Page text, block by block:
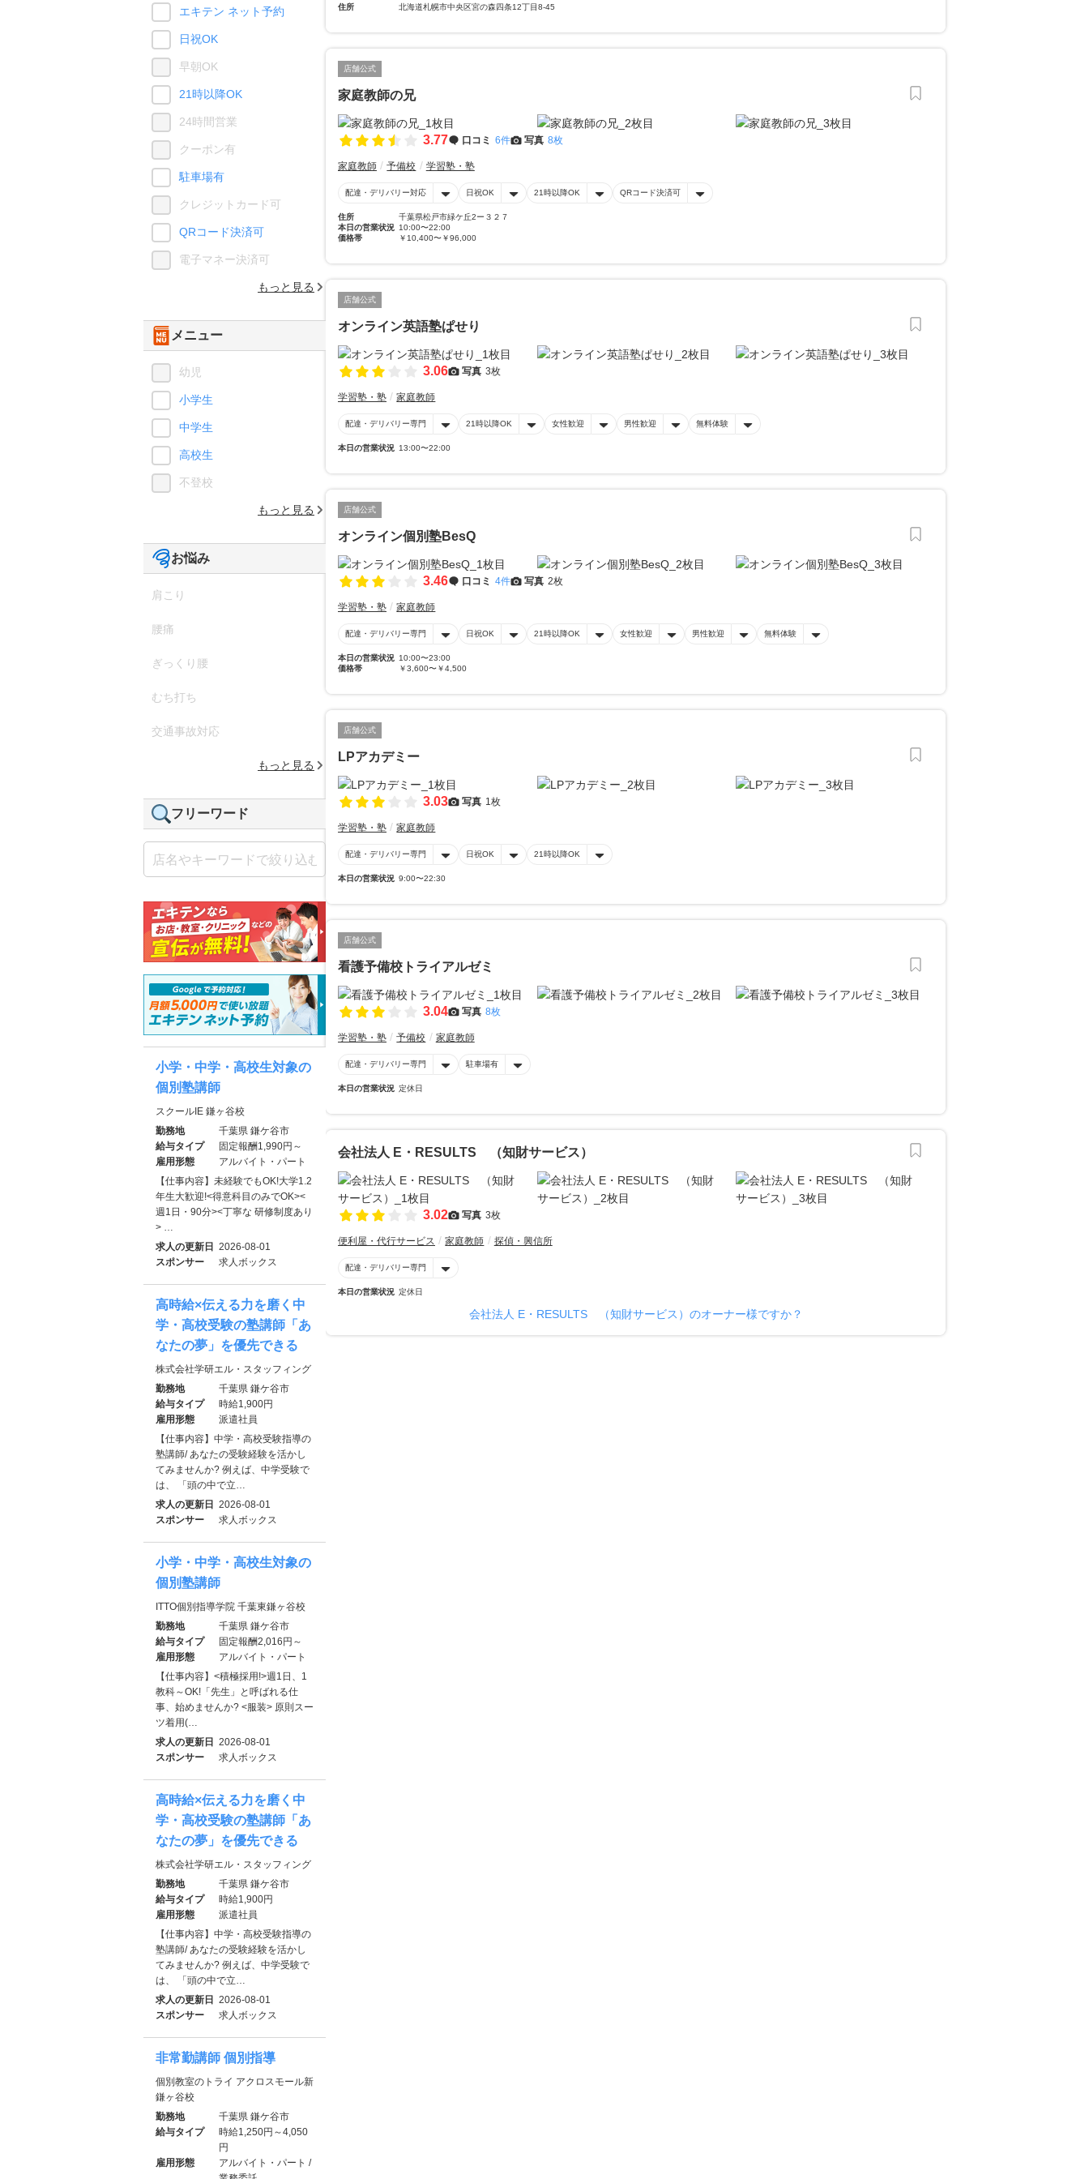
住所 北海道札幌市中央区宮の森四条12丁目8-45
店舗公式
家庭教師の兄
3.77 口コミ 6件 写真 8枚
家庭教師 予備校 学習塾・塾
配達・デリバリー対応 日祝OK 21時以降OK QRコード決済可
住所
千葉県松戸市緑ケ丘2ー３２７
本日の営業状況 10:00〜22:00
価格帯
￥10,400〜￥96,000
店舗公式
オンライン英語塾ぱせり
3.06 写真 3枚
学習塾・塾 家庭教師
配達・デリバリー専門 21時以降OK 女性歓迎 男性歓迎 無料体験
本日の営業状況 13:00〜22:00
店舗公式
オンライン個別塾BesQ
3.46 口コミ 4件 写真 2枚
学習塾・塾 家庭教師
配達・デリバリー専門 日祝OK 21時以降OK 女性歓迎 男性歓迎 無料体験
本日の営業状況 10:00〜23:00
価格帯
￥3,600〜￥4,500
店舗公式
LPアカデミー
3.03 写真 1枚
学習塾・塾 家庭教師
配達・デリバリー専門 日祝OK 21時以降OK
本日の営業状況 9:00〜22:30
店舗公式
看護予備校トライアルゼミ
3.04 写真 8枚
学習塾・塾 予備校 家庭教師
配達・デリバリー専門 駐車場有
本日の営業状況 定休日
会社法人 E・RESULTS （知財サービス）
3.02 写真 3枚
便利屋・代行サービス 家庭教師 探偵・興信所
配達・デリバリー専門
本日の営業状況 定休日
会社法人 E・RESULTS （知財サービス）のオーナー様ですか？
エキテン ネット予約
日祝OK
早朝OK
21時以降OK
24時間営業
クーポン有
駐車場有
クレジットカード可
QRコード決済可
電子マネー決済可
もっと見る
メニュー
幼児
小学生
中学生
高校生
不登校
もっと見る
お悩み
肩こり
腰痛
ぎっくり腰
むち打ち
交通事故対応
もっと見る
フリーワード
小学・中学・高校生対象の
個別塾講師
スクールIE 鎌ヶ谷校
勤務地
千葉県 鎌ケ谷市
給与タイプ
固定報酬1,990円～
雇用形態
アルバイト・パート
【仕事内容】未経験でもOK!大学1.2
年生大歓迎!<得意科目のみでOK><
週1日・90分><丁寧な 研修制度あり
> …
求人の更新日
2026-08-01
スポンサー
求人ボックス
高時給×伝える力を磨く中
学・高校受験の塾講師「あ
なたの夢」を優先できる
株式会社学研エル・スタッフィング
勤務地
千葉県 鎌ケ谷市
給与タイプ
時給1,900円
雇用形態
派遣社員
【仕事内容】中学・高校受験指導の
塾講師/ あなたの受験経験を活かし
てみませんか? 例えば、中学受験で
は、 「頭の中で立…
求人の更新日
2026-08-01
スポンサー
求人ボックス
小学・中学・高校生対象の
個別塾講師
ITTO個別指導学院 千葉東鎌ヶ谷校
勤務地
千葉県 鎌ケ谷市
給与タイプ
固定報酬2,016円～
雇用形態
アルバイト・パート
【仕事内容】<積極採用!>週1日、1
教科～OK!「先生」と呼ばれる仕
事、始めませんか? <服装> 原則スー
ツ着用(…
求人の更新日
2026-08-01
スポンサー
求人ボックス
高時給×伝える力を磨く中
学・高校受験の塾講師「あ
なたの夢」を優先できる
株式会社学研エル・スタッフィング
勤務地
千葉県 鎌ケ谷市
給与タイプ
時給1,900円
雇用形態
派遣社員
【仕事内容】中学・高校受験指導の
塾講師/ あなたの受験経験を活かし
てみませんか? 例えば、中学受験で
は、 「頭の中で立…
求人の更新日
2026-08-01
スポンサー
求人ボックス
非常勤講師 個別指導
個別教室のトライ アクロスモール新
鎌ヶ谷校
勤務地
千葉県 鎌ケ谷市
給与タイプ
時給1,250円～4,050
円
雇用形態
アルバイト・パート /